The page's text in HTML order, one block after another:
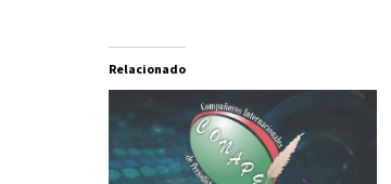
Relacionado